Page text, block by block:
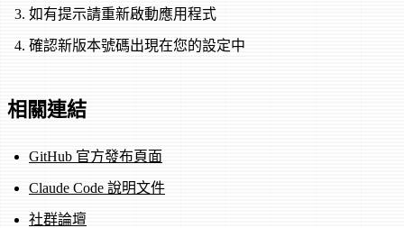
如有提示請重新啟動應用程式
確認新版本號碼出現在您的設定中
相關連結
GitHub 官方發布頁面
Claude Code 說明文件
社群論壇